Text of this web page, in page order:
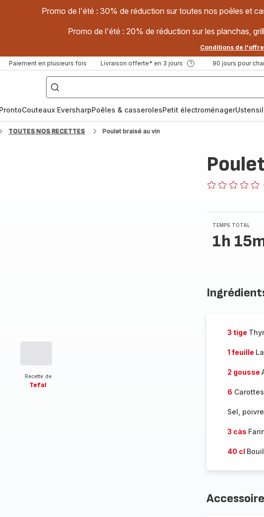
Promo de l'été : 30% de réduction sur toutes nos poêles et
Promo de l'été : 20% de réduction sur les planchas,
Conditions de l'offre
Paiement en plusieurs fois Livraison offerte* en 3 jours 90 jours pour
["Poêles
inox,
Cake
Factory,
Couteaux EversharpPoêles & casserolesPetit électroménager
TOUTES NOS RECETTES Poulet braisé au vin
Recette de
Tefal
TEMPS TOTAL
1h
3 tige
1 feuille
2 gousse
6 Carottes
Sel, poivre
3 càs
40 cl